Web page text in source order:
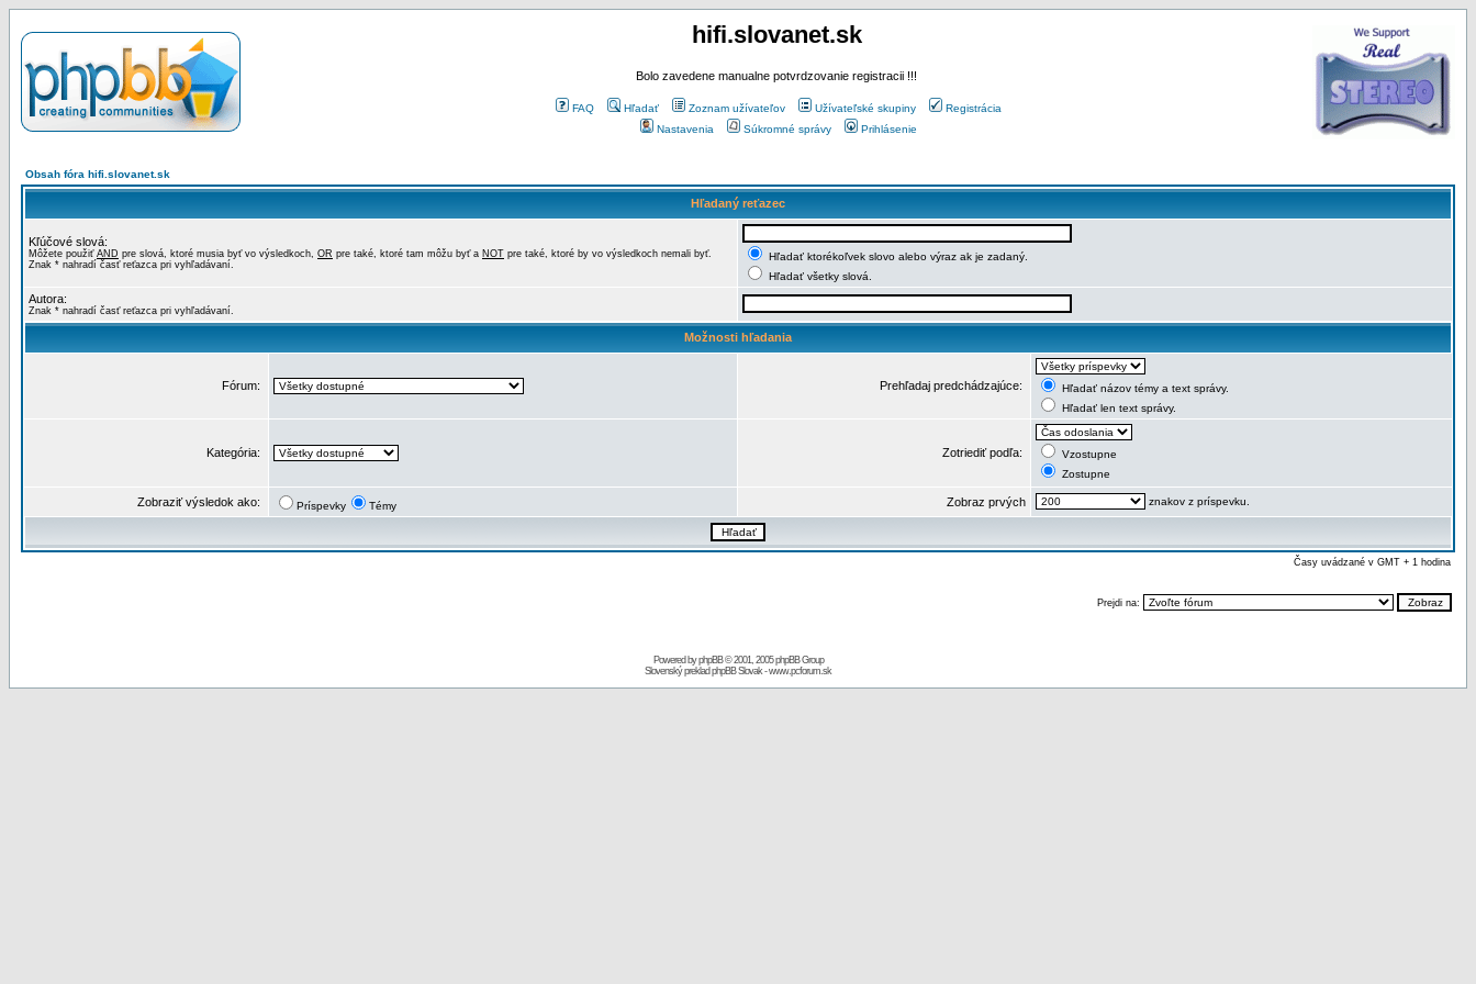
hifi.slovanet.sk
Bolo zavedene manualne potvrdzovanie registracii !!!
FAQ Hľadať Zoznam užívateľov Užívateľské skupiny
Registrácia
Nastavenia
Súkromné správy Prihlásenie
Obsah fóra hifi.slovanet.sk
Hľadaný reťazec
Kľúčové slová:
Môžete použiť AND pre slová, ktoré musia byť vo výsledkoch, OR pre také, ktoré tam môžu byť a NOT pre také, ktoré by vo výsledkoch nemali byť.
Znak * nahradí časť reťazca pri vyhľadávaní.
Hľadať ktorékoľvek slovo alebo výraz ak je zadaný.
Hľadať všetky slová.
Autora:
Znak * nahradí časť reťazca pri vyhľadávaní.
Možnosti hľadania
Fórum: Prehľadaj predchádzajúce:
Hľadať názov témy a text správy.
Hľadať len text správy.
Kategória: Zotriediť podľa:
Vzostupne
Zostupne
Zobraziť výsledok ako: Príspevky Témy Zobraz prvých znakov z príspevku.
Časy uvádzané v GMT + 1 hodina
Prejdi na:
Powered byphpBB© 2001, 2005 phpBB Group
Slovenský preklad phpBB Slovak-www.pcforum.sk